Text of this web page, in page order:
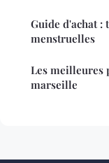
Guide d'achat :
menstruelles
Les meilleures
marseille